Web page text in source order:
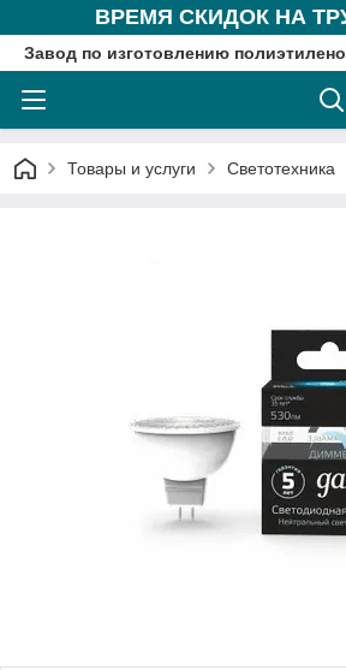
ВРЕМЯ СКИДОК НА
Завод по изготовлению
Товары и услуги Светотехника